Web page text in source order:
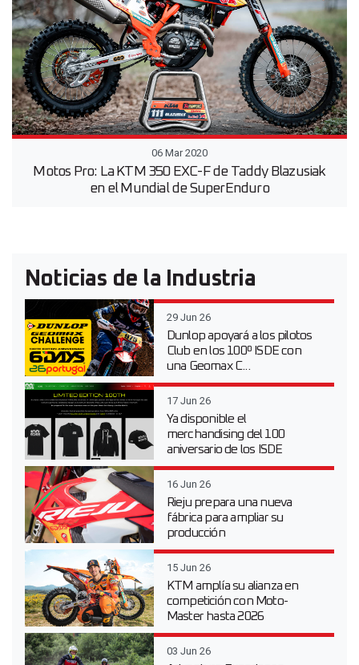
06 Mar 2020
Motos Pro: La KTM 350 EXC-F de Taddy Blazusiak
en el Mundial de SuperEnduro
Noticias de la Industria
29 Jun 26
Dunlop apoyará a los pilotos
Club en los 100º ISDE con
una Geomax C...
17 Jun 26
Ya disponible el
merchandising del 100
aniversario de los ISDE
16 Jun 26
Rieju prepara una nueva
fábrica para ampliar su
producción
15 Jun 26
KTM amplía su alianza en
competición con Moto-
Master hasta 2026
03 Jun 26